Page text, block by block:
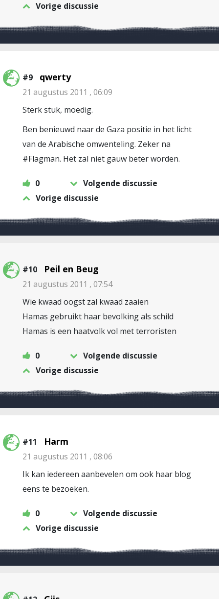
Vorige discussie
#9 qwerty
21 augustus 2011 , 06:09
Sterk stuk, moedig.
Ben benieuwd naar de Gaza positie in het licht
van de Arabische omwenteling. Zeker na
#Flagman. Het zal niet gauw beter worden.
0
Volgende discussie
Vorige discussie
#10 Peil en Beug
21 augustus 2011 , 07:54
Wie kwaad oogst zal kwaad zaaien
Hamas gebruikt haar bevolking als schild
Hamas is een haatvolk vol met terroristen
0
Volgende discussie
Vorige discussie
#11 Harm
21 augustus 2011 , 08:06
Ik kan iedereen aanbevelen om ook haar blog
eens te bezoeken.
0
Volgende discussie
Vorige discussie